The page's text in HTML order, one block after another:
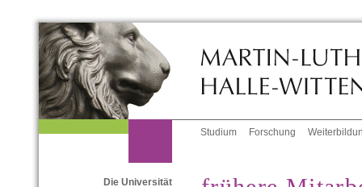
Studium Forschung
Die Universität